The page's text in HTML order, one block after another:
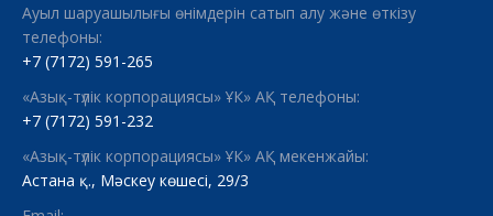
Ауыл шаруашылығы өнімдерін сатып алу және өткізу
телефоны:
+7 (7172) 591-265
«Азық-түлік корпорациясы» ҰК» АҚ телефоны:
+7 (7172) 591-232
«Азық-түлік корпорациясы» ҰК» АҚ мекенжайы:
Астана қ., Мәскеу көшесі, 29/3